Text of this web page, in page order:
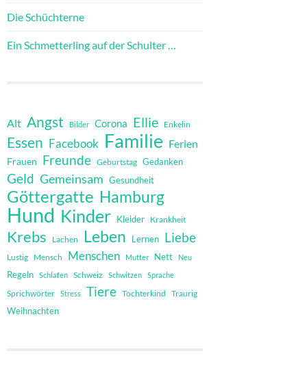
Die Schüchterne
Ein Schmetterling auf der Schulter …
Alt Angst Bilder Corona Ellie Enkelin
Essen Facebook Familie Ferien
Frauen Freunde Geburtstag Gedanken
Geld Gemeinsam Gesundheit
Göttergatte Hamburg
Hund Kinder Kleider Krankheit
Krebs Lachen Leben Lernen Liebe
Lustig Mensch Menschen Mutter Nett Neu
Regeln Schlafen Schweiz Schwitzen Sprache
Sprichwörter Stress Tiere Tochterkind Traurig
Weihnachten